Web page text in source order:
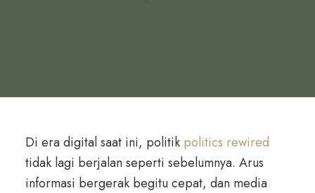
Di era digital saat ini, politik politics rewired
tidak lagi berjalan seperti sebelumnya. Arus
informasi bergerak begitu cepat, dan media